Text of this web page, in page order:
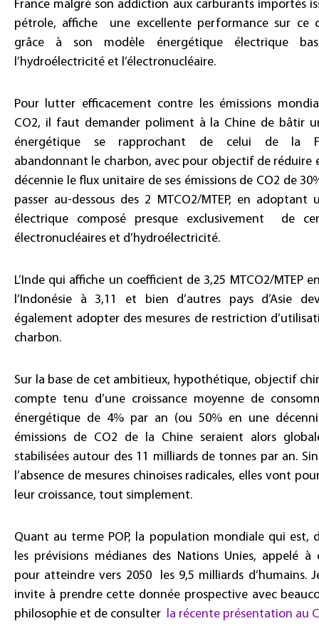
France malgré son addiction aux carburants importés
pétrole, affiche une excellente performance sur ce
grâce à son modèle énergétique électrique
l’hydroélectricité et l’électronucléaire.
Pour lutter efficacement contre les émissions
CO2, il faut demander poliment à la Chine de bâtir
énergétique se rapprochant de celui de la
abandonnant le charbon, avec pour objectif de réduire
décennie le flux unitaire de ses émissions de CO2 de
passer au-dessous des 2 MTCO2/MTEP, en adoptant
électrique composé presque exclusivement de
électronucléaires et d’hydroélectricité.
L’Inde qui affiche un coefficient de 3,25 MTCO2/MTEP
l’Indonésie à 3,11 et bien d’autres pays d’Asie
également adopter des mesures de restriction
charbon.
Sur la base de cet ambitieux, hypothétique, objectif
compte tenu d’une croissance moyenne de
énergétique de 4% par an (ou 50% en une
émissions de CO2 de la Chine seraient alors
stabilisées autour des 11 milliards de tonnes par an.
l’absence de mesures chinoises radicales, elles vont
leur croissance, tout simplement.
Quant au terme POP, la population mondiale qui est,
les prévisions médianes des Nations Unies, appelé à
pour atteindre vers 2050 les 9,5 milliards d’humains.
invite à prendre cette donnée prospective avec
philosophie et de consulter la récente présentation au